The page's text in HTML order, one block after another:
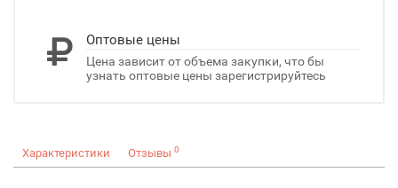
Оптовые цены
Цена зависит от объема закупки, что бы
узнать оптовые цены зарегистрируйтесь
Характеристики Отзывы 0